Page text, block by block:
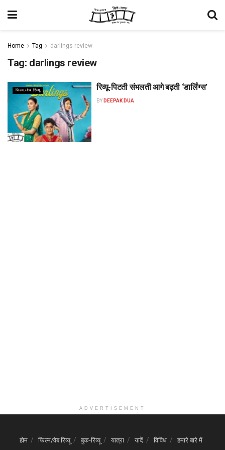
Home Tag darlings review
Tag: darlings review
फिल्म/वेब रिव्यू रिव्यू-पिटती संभलती आगे बढ़ती ‘डार्लिंग्स’
BY DEEPAK DUA
ADVERTISEMENT
होम फिल्म/वेब रिव्यू बुक-रिव्यू यात्रा यादें विविध हमारे बारे में